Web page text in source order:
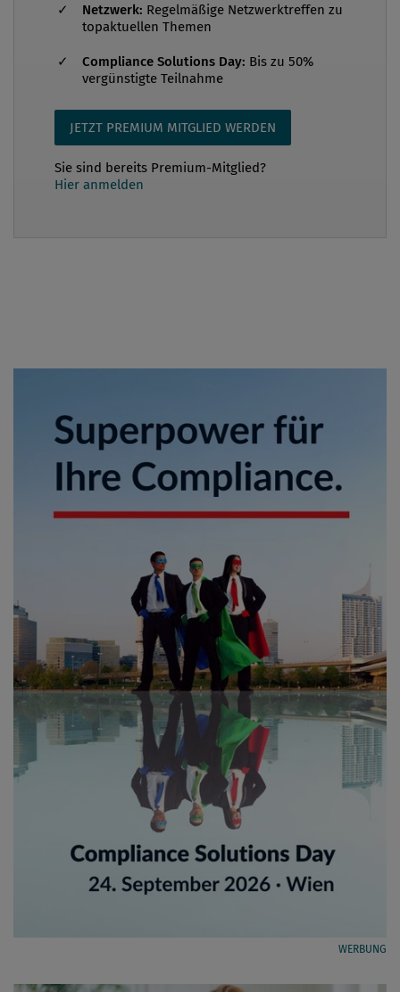
der Umsetzung säumig. Im Juli 2022 wurde gegen 15
Mitgliedstaaten ein weiterer Schritt im
Vertragsverletzungs...
Netzwerk: Regelmäßige Netzwerktreffen zu
topaktuellen Themen
Compliance Solutions Day: Bis zu 50%
vergünstigte Teilnahme
JETZT PREMIUM MITGLIED WERDEN
Sie sind bereits Premium-Mitglied?
Hier anmelden
WERBUNG